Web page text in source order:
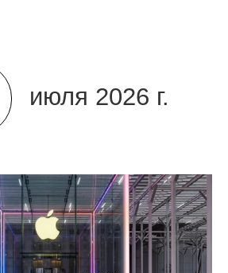
июля 2026 г.